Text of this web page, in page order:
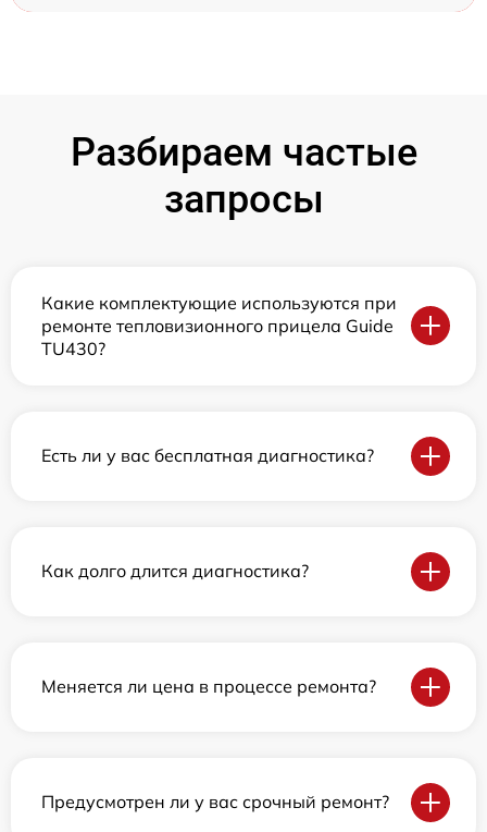
Разбираем частые
запросы
Какие комплектующие используются при
ремонте тепловизионного прицела Guide
TU430?
Есть ли у вас бесплатная диагностика?
Как долго длится диагностика?
Меняется ли цена в процессе ремонта?
Предусмотрен ли у вас срочный ремонт?